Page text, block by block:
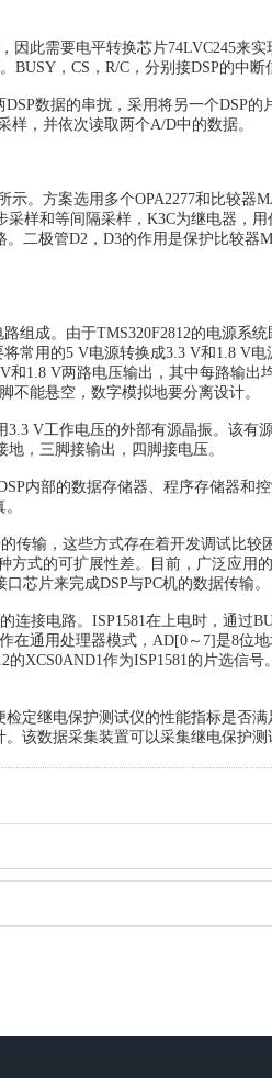
此需要电平转换芯片74LVC245来实
，CS，R/C，分别接DSP的中
数据的串扰，采用将另一个DSP的
样，并依次读取两个A/D中的数据。
方案选用多个OPA2277和比较器
样和等间隔采样，K3C为继电器，
二极管D2，D3的作用是保护比较器
成。由于TMS320F2812的电源系
常用的5 V电源转换成3.3 V和1.8 V电
1.8 V两路电压输出，其中每路输出
不能悬空，数字模拟地要分离设计。
V工作电压的外部有源晶振。该有
，三脚接输出，四脚接电压。
内部的数据存储器、程序存储器和
输，这些方式存在着开发调试比较
式的可扩展性差。目前，广泛应用
芯片来完成DSP与PC机的数据传输。
连接电路。ISP1581在上电时，通过
在通用处理器模式，AD[0～7]是8位
XCS0AND1作为ISP1581的片选信
继电保护测试仪的性能指标是否满
该数据采集装置可以采集继电保护